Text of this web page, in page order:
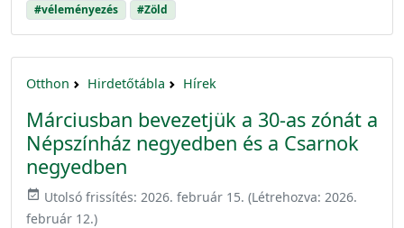
#véleményezés
#Zöld
Otthon Hirdetőtábla Hírek
Márciusban bevezetjük a 30-as zónát a
Népszínház negyedben és a Csarnok
negyedben
event_available Utolsó frissítés: 2026. február 15. (Létrehozva: 2026.
február 12.)